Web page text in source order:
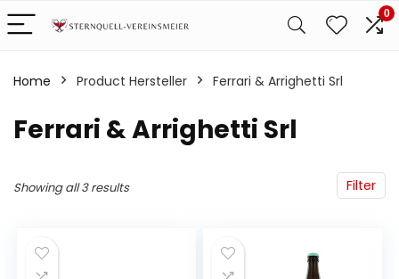
0
Home Product Hersteller ‎Ferrari & Arrighetti Srl
‎Ferrari & Arrighetti Srl
Filter
Showing all 3 results